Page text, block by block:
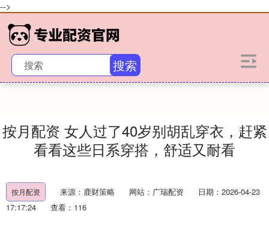
-->
搜索
按月配资 女人过了40岁别胡乱穿衣，赶紧
看看这些日系穿搭，舒适又耐看
按月配资 来源：鹿财策略 网站：广瑞配资
日期：2026-04-23
17:17:24
查看：116